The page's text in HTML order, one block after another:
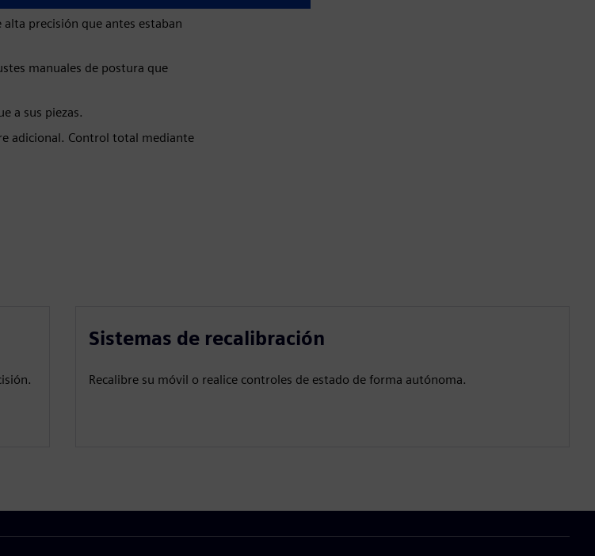
precisión que antes estaban
manuales de postura que
a sus piezas.
adicional. Control total mediante
Sistemas de recalibración
Recalibre su móvil o realice controles de estado de forma autónoma.